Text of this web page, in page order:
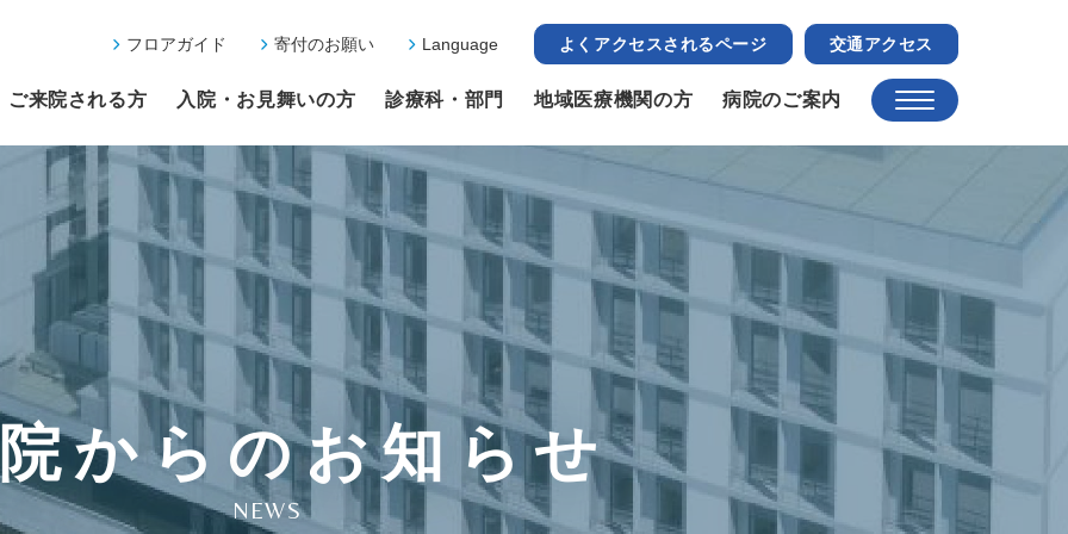
フロアガイド 寄付のお願い Language よくアクセスされるページ 交通アクセス
ご来院される方 入院・お見舞いの方 診療科・部門 地域医療機関の方 病院のご案内
からのお知らせ
NEWS